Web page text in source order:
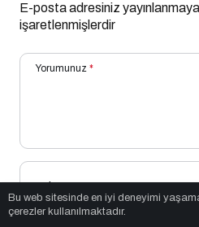
E-posta adresiniz
işaretlenmişlerdir
Yorumunuz *
Adınız*
Bu web sitesinde en iyi deneyimi
çerezler kullanılmaktadır.